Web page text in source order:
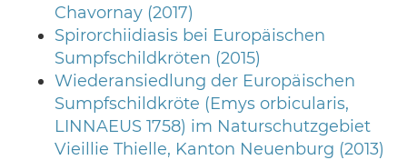
Chavornay (2017)
Spirorchiidiasis bei Europäischen
Sumpfschildkröten (2015)
Wiederansiedlung der Europäischen
Sumpfschildkröte (Emys orbicularis,
LINNAEUS 1758) im Naturschutzgebiet
Vieillie Thielle, Kanton Neuenburg (2013)